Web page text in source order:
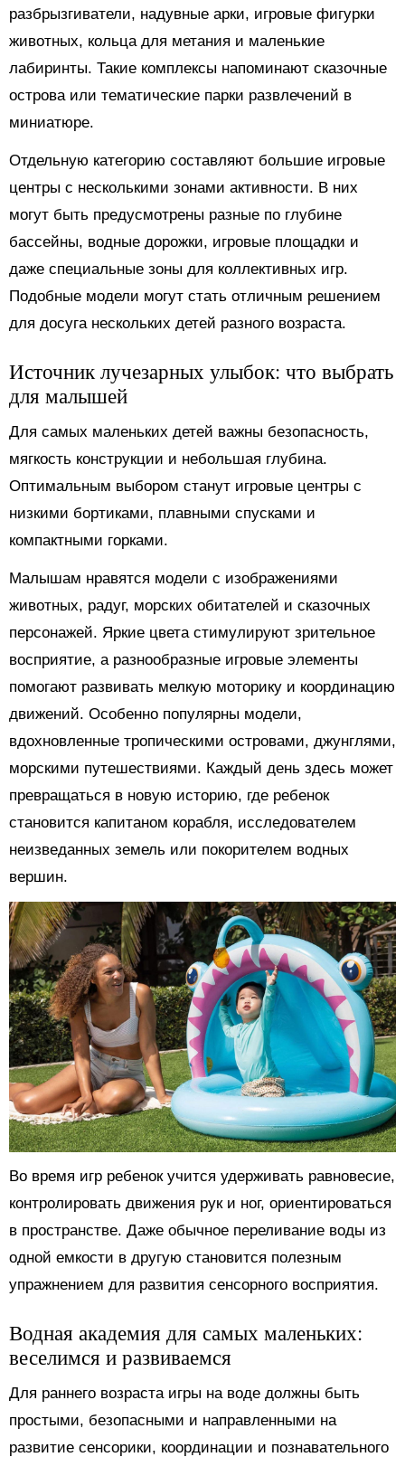
разбрызгиватели, надувные арки, игровые фигурки
животных, кольца для метания и маленькие
лабиринты. Такие комплексы напоминают сказочные
острова или тематические парки развлечений в
миниатюре.
Отдельную категорию составляют большие игровые
центры с несколькими зонами активности. В них
могут быть предусмотрены разные по глубине
бассейны, водные дорожки, игровые площадки и
даже специальные зоны для коллективных игр.
Подобные модели могут стать отличным решением
для досуга нескольких детей разного возраста.
Источник лучезарных улыбок: что выбрать
для малышей
Для самых маленьких детей важны безопасность,
мягкость конструкции и небольшая глубина.
Оптимальным выбором станут игровые центры с
низкими бортиками, плавными спусками и
компактными горками.
Малышам нравятся модели с изображениями
животных, радуг, морских обитателей и сказочных
персонажей. Яркие цвета стимулируют зрительное
восприятие, а разнообразные игровые элементы
помогают развивать мелкую моторику и координацию
движений. Особенно популярны модели,
вдохновленные тропическими островами, джунглями,
морскими путешествиями. Каждый день здесь может
превращаться в новую историю, где ребенок
становится капитаном корабля, исследователем
неизведанных земель или покорителем водных
вершин.
Во время игр ребенок учится удерживать равновесие,
контролировать движения рук и ног, ориентироваться
в пространстве. Даже обычное переливание воды из
одной емкости в другую становится полезным
упражнением для развития сенсорного восприятия.
Водная академия для самых маленьких:
веселимся и развиваемся
Для раннего возраста игры на воде должны быть
простыми, безопасными и направленными на
развитие сенсорики, координации и познавательного